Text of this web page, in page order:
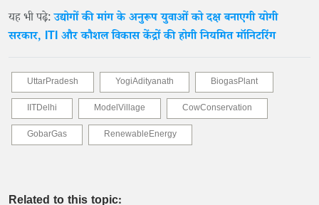
यह भी पढ़े:उद्योगों की मांग के अनुरूप युवाओं को दक्ष बनाएगी योगी
सरकार, ITI और कौशल विकास केंद्रों की होगी नियमित मॉनिटरिंग
UttarPradesh YogiAdityanath
BiogasPlant
IITDelhi
ModelVillage
CowConservation
GobarGas
RenewableEnergy